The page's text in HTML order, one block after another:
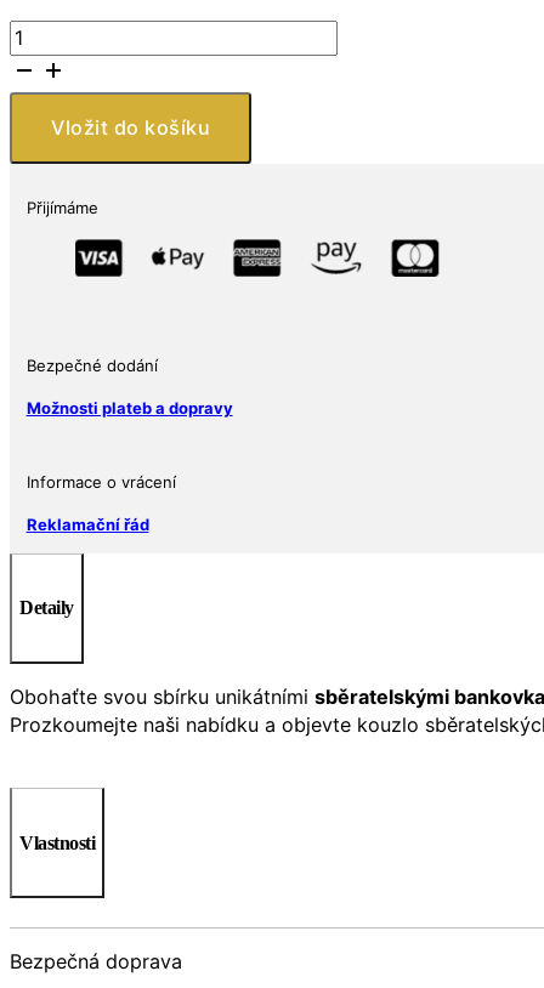
2022
0
Euro
fotbalové
Brazilie
množství
Vložit do košíku
Přijímáme
Bezpečné dodání
Možnosti plateb a dopravy
Informace o vrácení
Reklamační řád
Detaily
Obohaťte svou sbírku unikátními sběratelskými
Prozkoumejte naši nabídku a objevte kouzlo
Vlastnosti
Bezpečná doprava